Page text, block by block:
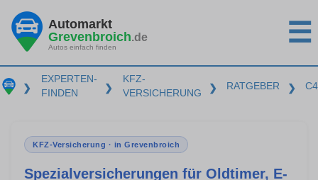
Automarkt
Grevenbroich.de
Autos einfach finden ☰
❯
EXPERTEN-
FINDEN
❯
KFZ-
VERSICHERUNG
❯ RATGEBER ❯
KFZ-Versicherung · in Grevenbroich
Spezialversicherungen für Oldtimer, E-